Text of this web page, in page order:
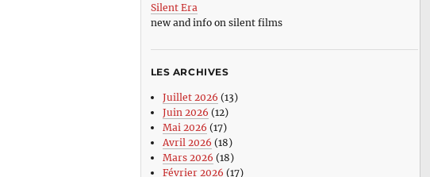
Silent Era
new and info on silent films
LES ARCHIVES
Juillet 2026 (13)
Juin 2026 (12)
Mai 2026 (17)
Avril 2026 (18)
Mars 2026 (18)
Février 2026 (17)